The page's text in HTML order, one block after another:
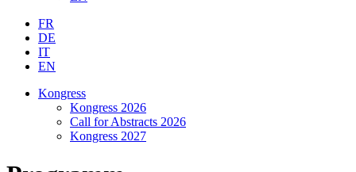
FR
DE
IT
EN
Kongress
Kongress 2026
Call for Abstracts 2026
Kongress 2027